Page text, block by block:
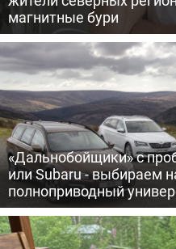
магнитные бури
«Дальнобойщики» с
или Subaru - выбираем
полноприводный